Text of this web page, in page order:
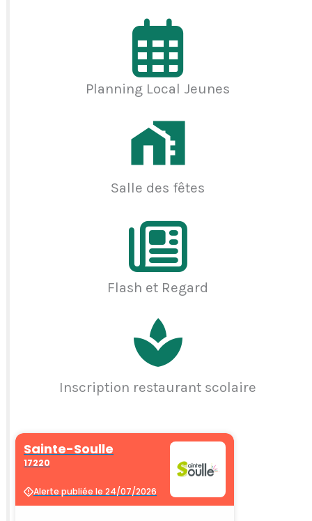
Planning Local Jeunes
Salle des fêtes
Flash et Regard
Inscription restaurant scolaire